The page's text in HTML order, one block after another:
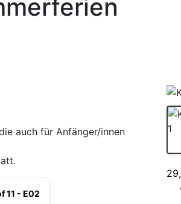
auch für Anfänger/innen
11 - E02